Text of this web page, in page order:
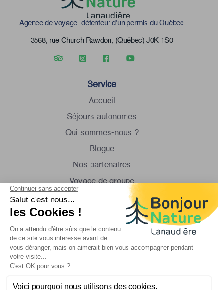
Agence de voyage- détenteur d'un permis du Québec
3568, rue Church Rawdon, (Québec) J0K 1S0
Service
Accueil
Séjours autonomes
Qui sommes-nous ?
Blogue
Nos partenaires
Voyage de groupe
Excursions en minibus
Contactez-nous
1 450 834-8088